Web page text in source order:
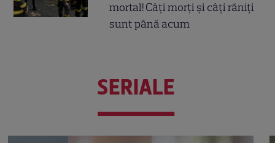
mortal! Câți morți și câți răniți
sunt până acum
SERIALE